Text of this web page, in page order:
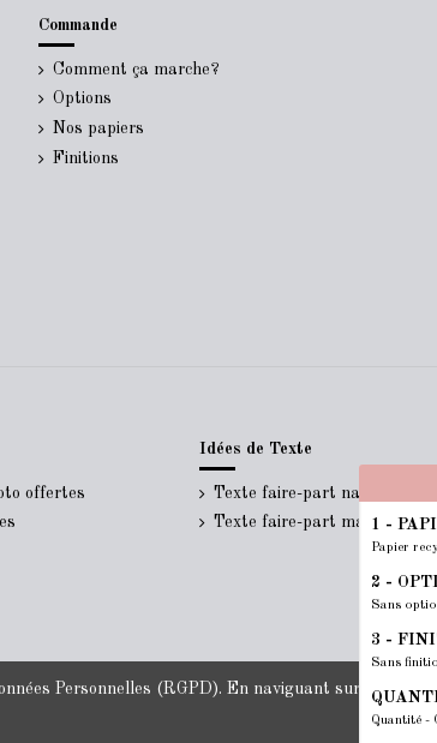
1 -
Papier
2 -
Sans
3 -
Sans
Quantité -
Commande
Comment ça marche?
Options
Nos papiers
Finitions
offertes
Idées de Texte
Texte faire-part naissance
Texte faire-part mariage
Personnelles (RGPD). En naviguant sur ce site,